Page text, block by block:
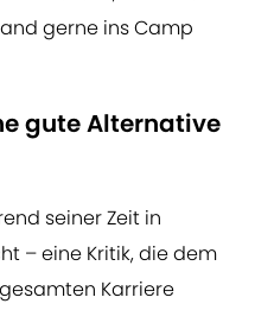
gerne ins Camp
gute Alternative
seiner Zeit in
– eine Kritik, die dem
Karriere